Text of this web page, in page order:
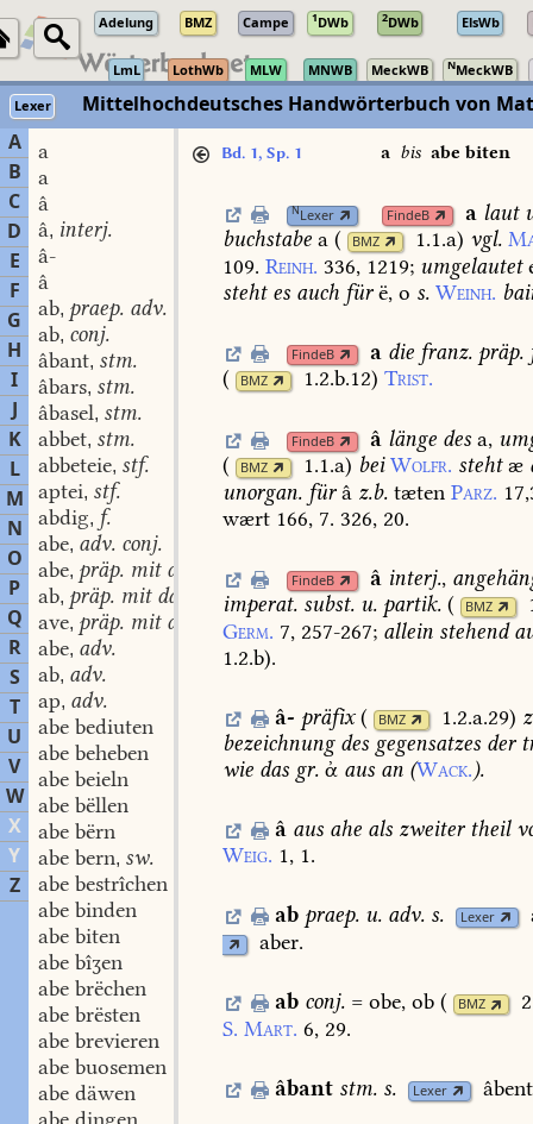
Adelung BMZ Campe 1DWb 2DWb ElsWb
LmL LothWb MLW MNWB MeckWB NMeckWB
Lexer
Mittelhochdeutsches Handwörterbuch von
A
B
C
D
E
F
G
H
I
J
K
L
M
N
O
P
Q
R
S
T
U
V
W
X
Y
Z
a
a
â
â, interj.
â-
â
ab, praep. adv.
ab, conj.
âbant, stm.
âbars, stm.
âbasel, stm.
abbet, stm.
abbeteie, stf.
aptei, stf.
abdig, f.
abe, adv. conj.
abe, präp. mit dat.
ab, präp. mit dat.
ave, präp. mit dat.
abe, adv.
ab, adv.
ap, adv.
abe bediuten
abe beheben
abe beieln
abe bëllen
abe bërn
abe bern, sw.
abe bestrîchen
abe binden
abe biten
abe bîʒen
abe brëchen
abe brësten
abe brevieren
abe buosemen
abe däwen
Bd. 1, Sp. 1 abis abe biten
NLexer FindeB a laut
buchstabe a ( BMZ 1.1.a) vgl.
109. Reinh. 336, 1219; umgelautet
stehtes auch fürë, o s. Weinh.
FindeB a die franz. präp.
(
BMZ 1.2.b.12) Trist.
FindeB â länge des a,
(
BMZ 1.1.a) bei Wolfr. stehtæ
unorgan. fürâ z.b. tæten Parz.
wært 166, 7. 326, 20.
FindeB â interj.,
imperat. subst. u. partik. ( BMZ
Germ. 7, 257-267; allein stehend
1.2.b).
â- präfix ( BMZ 1.2.a.29)
bezeichnungdes gegensatzes der
wie das gr. ἀ aus an (Wack.).
â ausahe alszweitertheil
Weig. 1, 1.
ab praep. u. adv. s. Lexer
aber.
ab conj.=obe,ob ( BMZ
S. Mart. 6, 29.
âbant stm. s. Lexer